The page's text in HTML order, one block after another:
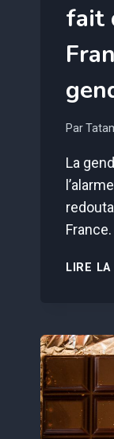
fait
Par
La
LIRE